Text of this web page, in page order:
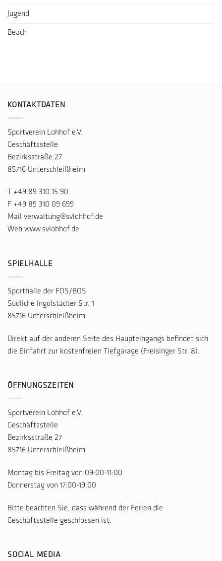
Jugend
Beach
KONTAKTDATEN
Sportverein Lohhof e.V.
Geschäftsstelle
Bezirksstraße 27
85716 Unterschleißheim
T +49 89 310 15 90
F +49 89 310 09 699
Mail verwaltung@svlohhof.de
Web www.svlohhof.de
SPIELHALLE
Sporthalle der FOS/BOS
Südliche Ingolstädter Str. 1
85716 Unterschleißheim
Direkt auf der anderen Seite des Haupteingangs befindet sich
die Einfahrt zur kostenfreien Tiefgarage (Freisinger Str. 8).
ÖFFNUNGSZEITEN
Sportverein Lohhof e.V.
Geschäftsstelle
Bezirksstraße 27
85716 Unterschleißheim
Montag bis Freitag von 09:00-11:00
Donnerstag von 17:00-19:00
Bitte beachten Sie, dass während der Ferien die
Geschäftsstelle geschlossen ist.
SOCIAL MEDIA